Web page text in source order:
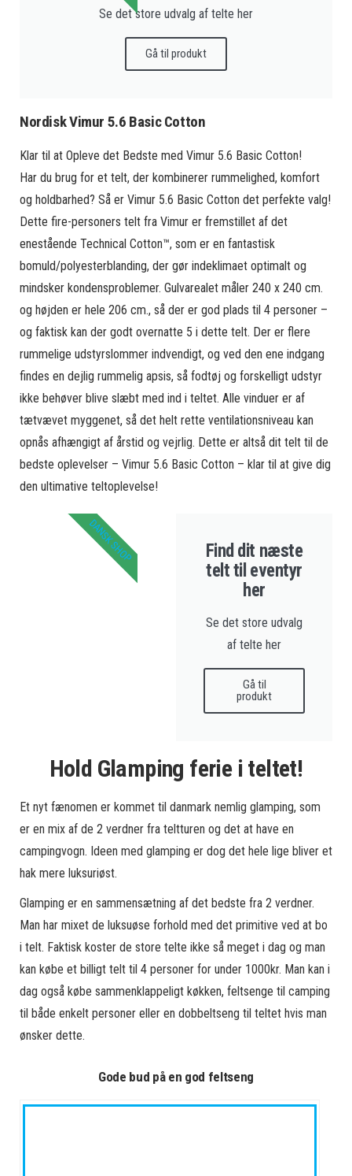
Se det store udvalg af telte her
Gå til produkt
Nordisk Vimur 5.6 Basic Cotton
Klar til at Opleve det Bedste med Vimur 5.6 Basic Cotton!
Har du brug for et telt, der kombinerer rummelighed, komfort
og holdbarhed? Så er Vimur 5.6 Basic Cotton det perfekte valg!
Dette fire-personers telt fra Vimur er fremstillet af det
enestående Technical Cotton™, som er en fantastisk
bomuld/polyesterblanding, der gør indeklimaet optimalt og
mindsker kondensproblemer. Gulvarealet måler 240 x 240 cm.
og højden er hele 206 cm., så der er god plads til 4 personer –
og faktisk kan der godt overnatte 5 i dette telt. Der er flere
rummelige udstyrslommer indvendigt, og ved den ene indgang
findes en dejlig rummelig apsis, så fodtøj og forskelligt udstyr
ikke behøver blive slæbt med ind i teltet. Alle vinduer er af
tætvævet myggenet, så det helt rette ventilationsniveau kan
opnås afhængigt af årstid og vejrlig. Dette er altså dit telt til de
bedste oplevelser – Vimur 5.6 Basic Cotton – klar til at give dig
den ultimative teltoplevelse!
Find dit næste
telt til eventyr
her
Se det store udvalg
af telte her
Gå til
produkt
DANSK SHOP
Hold Glamping ferie i teltet!
Et nyt fænomen er kommet til danmark nemlig glamping, som
er en mix af de 2 verdner fra teltturen og det at have en
campingvogn. Ideen med glamping er dog det hele lige bliver et
hak mere luksuriøst.
Glamping er en sammensætning af det bedste fra 2 verdner.
Man har mixet de luksuøse forhold med det primitive ved at bo
i telt. Faktisk koster de store telte ikke så meget i dag og man
kan købe et billigt telt til 4 personer for under 1000kr. Man kan i
dag også købe sammenklappeligt køkken, feltsenge til camping
til både enkelt personer eller en dobbeltseng til teltet hvis man
ønsker dette.
Gode bud på en god feltseng